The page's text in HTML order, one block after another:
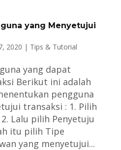
yang Menyetujui
2020 | Tips & Tutorial
yang dapat
Berikut ini adalah
pengguna
transaksi : 1. Pilih
Lalu pilih Penyetuju
itu pilih Tipe
yang menyetujui...